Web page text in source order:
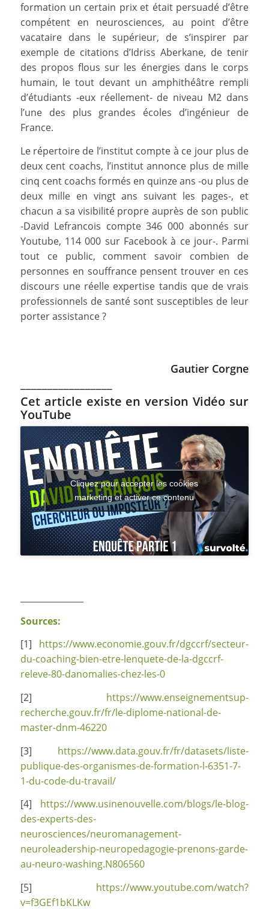
formation un certain prix et était persuadé d’être
compétent en neurosciences, au point d’être
vacataire dans le supérieur, de s’inspirer par
exemple de citations d’Idriss Aberkane, de tenir
des propos flous sur les énergies dans le corps
humain, le tout devant un amphithéâtre rempli
d’étudiants -eux réellement- de niveau M2 dans
l’une des plus grandes écoles d’ingénieur de
France.
Le répertoire de l’institut compte à ce jour plus de
deux cent coachs, l’institut annonce plus de mille
cinq cent coachs formés en quinze ans -ou plus de
deux mille en vingt ans suivant les pages-, et
chacun a sa visibilité propre auprès de son public
-David Lefrancois compte 346 000 abonnés sur
Youtube, 114 000 sur Facebook à ce jour-. Parmi
tout ce public, comment savoir combien de
personnes en souffrance pensent trouver en ces
discours une réelle expertise tandis que de vrais
professionnels de santé sont susceptibles de leur
porter assistance ?
Gautier Corgne
Cet article existe en version Vidéo sur
YouTube
Cliquez pour accepter les cookies
marketing et activer ce contenu
Sources:
[1] https://www.economie.gouv.fr/dgccrf/secteur-
du-coaching-bien-etre-lenquete-de-la-dgccrf-
releve-80-danomalies-chez-les-0
[2] https://www.enseignementsup-
recherche.gouv.fr/fr/le-diplome-national-de-
master-dnm-46220
[3] https://www.data.gouv.fr/fr/datasets/liste-
publique-des-organismes-de-formation-l-6351-7-
1-du-code-du-travail/
[4] https://www.usinenouvelle.com/blogs/le-blog-
des-experts-des-
neurosciences/neuromanagement-
neuroleadership-neuropedagogie-prenons-garde-
au-neuro-washing.N806560
[5] https://www.youtube.com/watch?
v=f3GEf1bKLKw